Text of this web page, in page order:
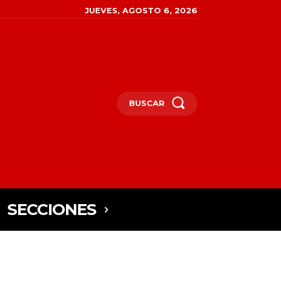
JUEVES, AGOSTO 6, 2026
BUSCAR
SECCIONES